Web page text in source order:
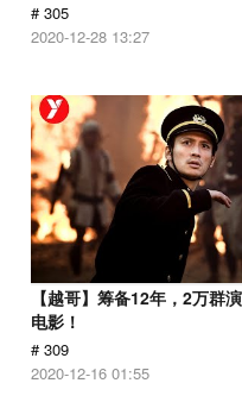
# 305
2020-12-28 13:27
【越哥】筹备12年，2万群
电影！
# 309
2020-12-16 01:55